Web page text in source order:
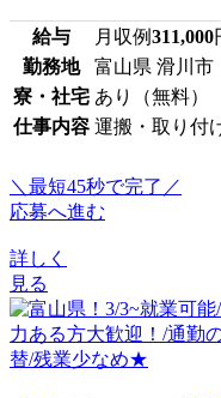
給与 月収例311,000
勤務地
富山県 滑川市
寮・社宅 あり（無料）
仕事内容 運搬・取り付
＼最短45秒で完了／
応募へ進む
詳しく
見る